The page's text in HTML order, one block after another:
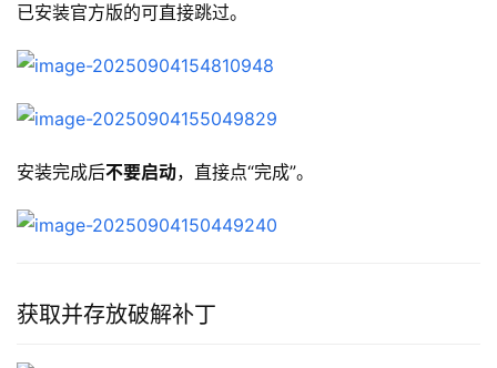
已安装官方版的可直接跳过。
安装完成后不要启动，直接点“完成”。
获取并存放破解补丁